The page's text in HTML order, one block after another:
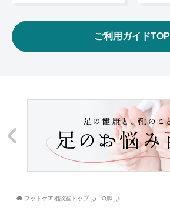
ご利用ガイドTOP
フットケア相談室トップ O脚